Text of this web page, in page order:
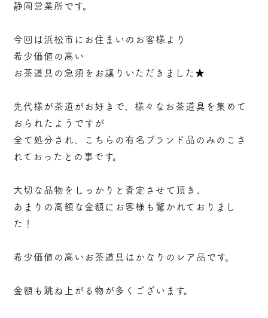
静岡営業所です。
今回は浜松市にお住まいのお客様より
希少価値の高い
お茶道具の急須をお譲りいただきました★
先代様が茶道がお好きで、様々なお茶道具を集めて
おられたようですが
全て処分され、こちらの有名ブランド品のみのこさ
れておったとの事です。
大切な品物をしっかりと査定させて頂き、
あまりの高額な金額にお客様も驚かれておりまし
た！
希少価値の高いお茶道具はかなりのレア品です。
金額も跳ね上がる物が多くございます。